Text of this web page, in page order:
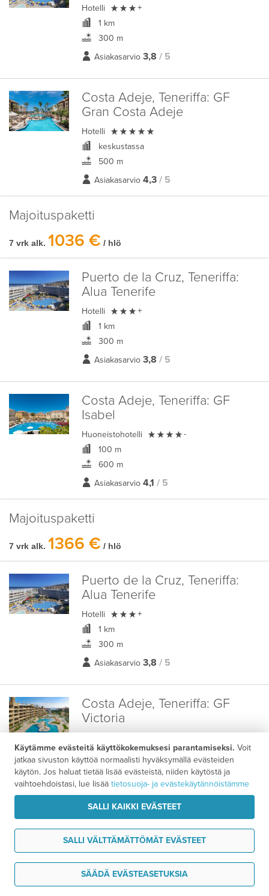
Tarvitsen tukea
Hotelli  +
1 km
300 m
Asiakasarvio 3,8 / 5
Costa Adeje, Teneriffa: GF
Gran Costa Adeje
Hotelli 
keskustassa
500 m
Asiakasarvio 4,3 / 5
Majoituspaketti
7 vrk alk. 1036 € / hlö
Puerto de la Cruz, Teneriffa:
Alua Tenerife
Hotelli  +
1 km
300 m
Asiakasarvio 3,8 / 5
Costa Adeje, Teneriffa: GF
Isabel
Huoneistohotelli  -
100 m
600 m
Asiakasarvio 4,1 / 5
Majoituspaketti
7 vrk alk. 1366 € / hlö
Puerto de la Cruz, Teneriffa:
Alua Tenerife
Hotelli  +
1 km
300 m
Asiakasarvio 3,8 / 5
Costa Adeje, Teneriffa: GF
Victoria
keskustassa
300 m
Asiakasarvio 4,8 / 5
Majoituspaketti
7 vrk alk. 1129 €
Puerto de la Cruz, Teneriffa:
Käytämme evästeitä käyttökokemuksesi parantamiseksi. Voit
jatkaa sivuston käyttöä normaalisti hyväksymällä evästeiden
käytön. Jos haluat tietää lisää evästeistä, niiden käytöstä ja
vaihtoehdoistasi, lue lisää tietosuoja- ja evästekäytännöistämme
SALLI KAIKKI EVÄSTEET
SALLI VÄLTTÄMÄTTÖMÄT EVÄSTEET
SÄÄDÄ EVÄSTEASETUKSIA